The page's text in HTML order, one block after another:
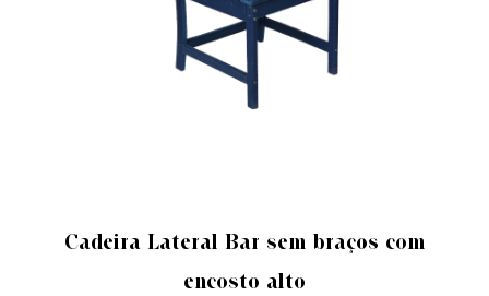
Cadeira Lateral Bar sem braços com
encosto alto